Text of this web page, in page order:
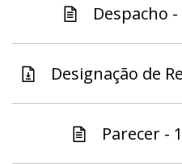
Despacho -
Designação de
Parecer -